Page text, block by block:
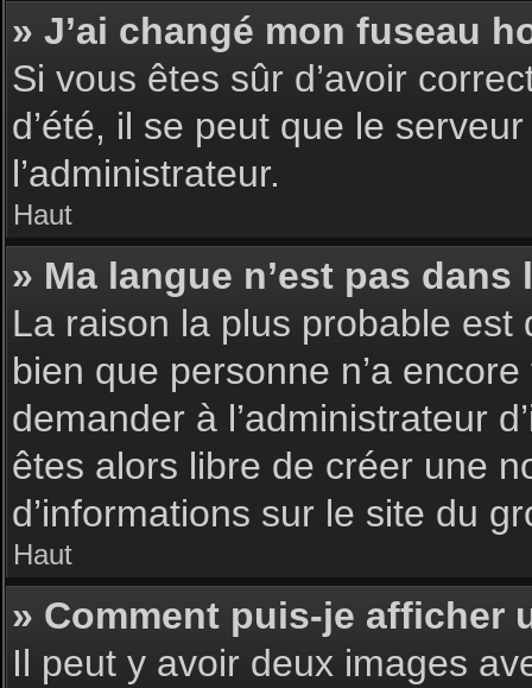
» J’ai changé mon fuseau
Si vous êtes sûr d’avoir
d’été, il se peut que le
l’administrateur.
Haut
» Ma langue n’est pas dans
La raison la plus probable est
bien que personne n’a
demander à l’administrateur
êtes alors libre de créer une
d’informations sur le site du
Haut
» Comment puis-je afficher
Il peut y avoir deux images